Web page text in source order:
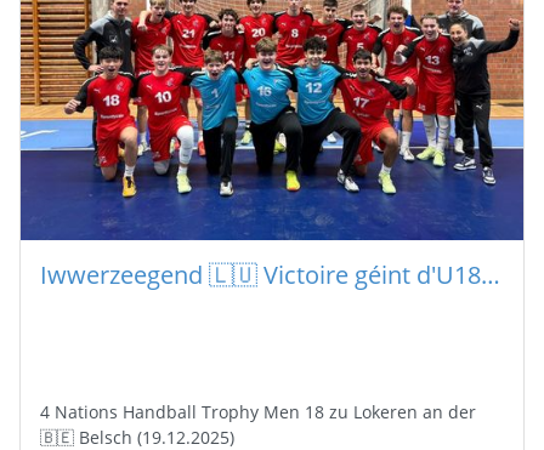
Iwwerzeegend 🇱🇺 Victoire géint d'U18 aus 🇬🇧 Groussbritannien.
4 Nations Handball Trophy Men 18 zu Lokeren an der
🇧🇪 Belsch (19.12.2025)